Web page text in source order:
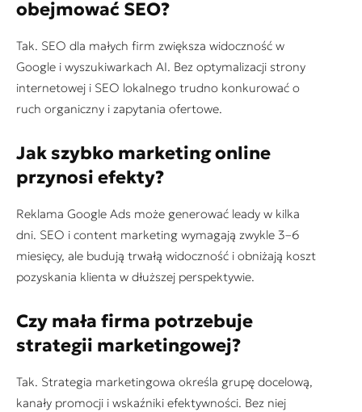
obejmować SEO?
Tak. SEO dla małych firm zwiększa widoczność w
Google i wyszukiwarkach AI. Bez optymalizacji strony
internetowej i SEO lokalnego trudno konkurować o
ruch organiczny i zapytania ofertowe.
Jak szybko marketing online
przynosi efekty?
Reklama Google Ads może generować leady w kilka
dni. SEO i content marketing wymagają zwykle 3–6
miesięcy, ale budują trwałą widoczność i obniżają koszt
pozyskania klienta w dłuższej perspektywie.
Czy mała firma potrzebuje
strategii marketingowej?
Tak. Strategia marketingowa określa grupę docelową,
kanały promocji i wskaźniki efektywności. Bez niej